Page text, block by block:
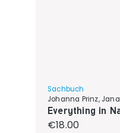
Sachbuch
Johanna Prinz,
Everything in
Regular price:
€18.00